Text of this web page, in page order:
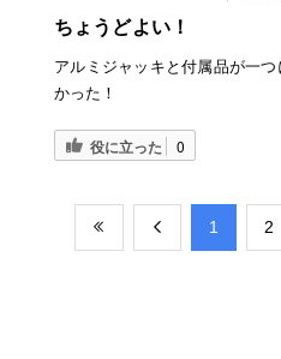
ちょうどよい！
アルミジャッキと付属品が一
かった！
役に立った 0
​1 ​2